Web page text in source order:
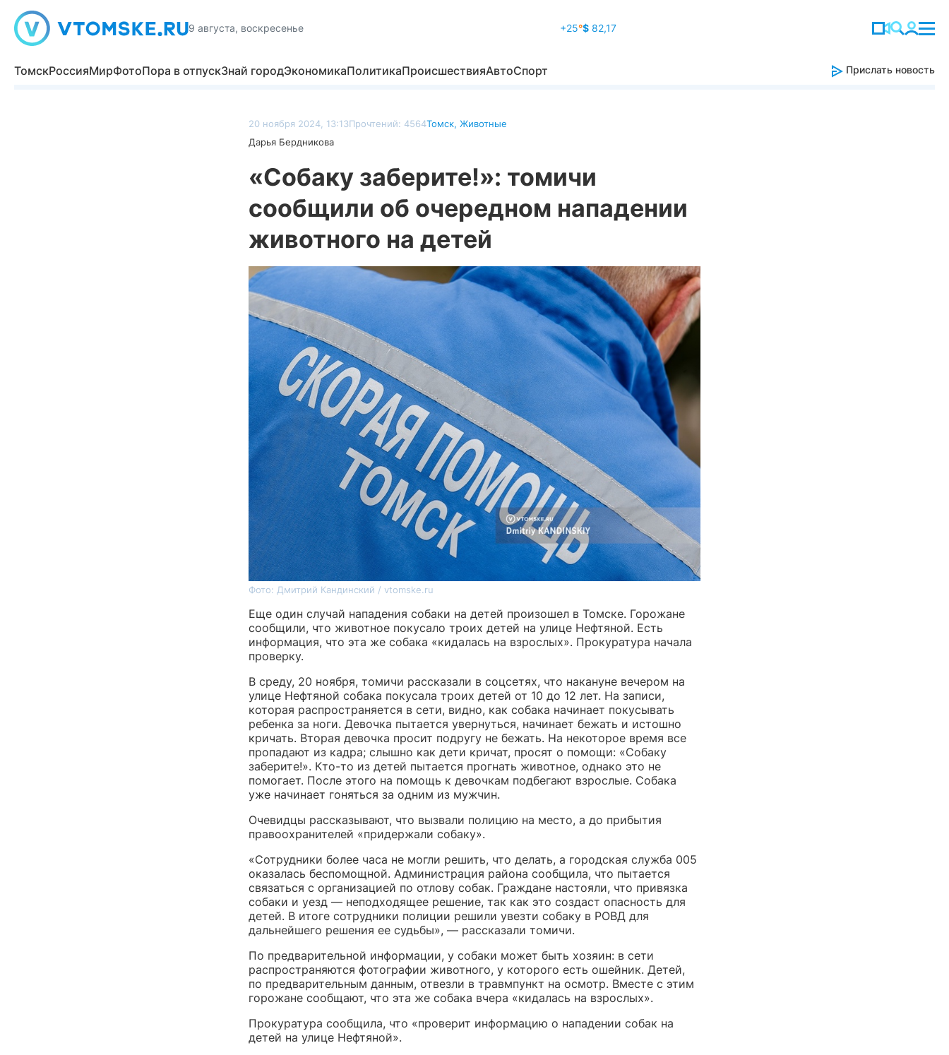
9 августа, воскресенье +25°$82,17
ТомскРоссияМирФотоПора в отпускЗнай городЭкономикаПолитикаПроисшествияАвтоСпорт Прислать новость
20 ноября 2024, 13:13Прочтений: 4564Томск, Животные
Дарья Бердникова
«Собаку заберите!»: томичи
сообщили об очередном нападении
животного на детей
Фото: Дмитрий Кандинский / vtomske.ru
Еще один случай нападения собаки на детей произошел в Томске. Горожане
сообщили, что животное покусало троих детей на улице Нефтяной. Есть
информация, что эта же собака «кидалась на взрослых». Прокуратура начала
проверку.
В среду, 20 ноября, томичи рассказали в соцсетях, что накануне вечером на
улице Нефтяной собака покусала троих детей от 10 до 12 лет. На записи,
которая распространяется в сети, видно, как собака начинает покусывать
ребенка за ноги. Девочка пытается увернуться, начинает бежать и истошно
кричать. Вторая девочка просит подругу не бежать. На некоторое время все
пропадают из кадра; слышно как дети кричат, просят о помощи: «Собаку
заберите!». Кто-то из детей пытается прогнать животное, однако это не
помогает. После этого на помощь к девочкам подбегают взрослые. Собака
уже начинает гоняться за одним из мужчин.
Очевидцы рассказывают, что вызвали полицию на место, а до прибытия
правоохранителей «придержали собаку».
«Сотрудники более часа не могли решить, что делать, а городская служба 005
оказалась беспомощной. Администрация района сообщила, что пытается
связаться с организацией по отлову собак. Граждане настояли, что привязка
собаки и уезд — неподходящее решение, так как это создаст опасность для
детей. В итоге сотрудники полиции решили увезти собаку в РОВД для
дальнейшего решения ее судьбы», — рассказали томичи.
По предварительной информации, у собаки может быть хозяин: в сети
распространяются фотографии животного, у которого есть ошейник. Детей,
по предварительным данным, отвезли в травмпункт на осмотр. Вместе с этим
горожане сообщают, что эта же собака вчера «кидалась на взрослых».
Прокуратура сообщила, что «проверит информацию о нападении собак на
детей на улице Нефтяной».